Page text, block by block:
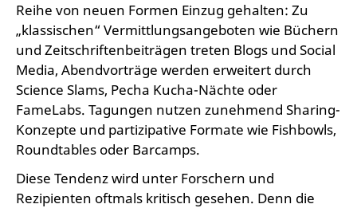
Reihe von neuen Formen Einzug gehalten: Zu
„klassischen“ Vermittlungsangeboten wie Büchern
und Zeitschriftenbeiträgen treten Blogs und Social
Media, Abendvorträge werden erweitert durch
Science Slams, Pecha Kucha-Nächte oder
FameLabs. Tagungen nutzen zunehmend Sharing-
Konzepte und partizipative Formate wie Fishbowls,
Roundtables oder Barcamps.
Diese Tendenz wird unter Forschern und
Rezipienten oftmals kritisch gesehen. Denn die